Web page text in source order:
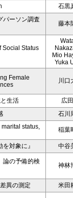
石黒
パーソン調査
藤本
Social Status
Mio
Yuka
Female
川口
生活
広
石川
status,
稲葉
対象に』 中谷
論の予備的検
神林
異の測定 米田